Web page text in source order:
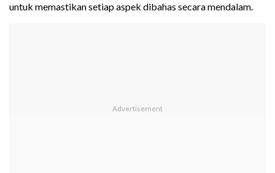
untuk memastikan setiap aspek dibahas secara mendalam.